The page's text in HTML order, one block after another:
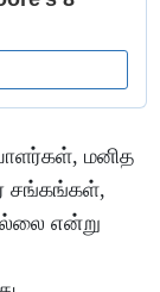
மனித
சங்கங்கள்,
என்று